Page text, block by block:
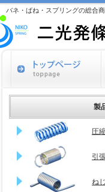
バネ・ばね・スプリングの総合
製
圧
引
ね